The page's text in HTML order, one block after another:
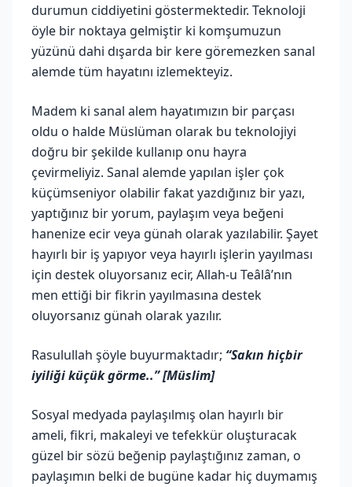
durumun ciddiyetini göstermektedir. Teknoloji
öyle bir noktaya gelmiştir ki komşumuzun
yüzünü dahi dışarda bir kere göremezken sanal
alemde tüm hayatını izlemekteyiz.
Madem ki sanal alem hayatımızın bir parçası
oldu o halde Müslüman olarak bu teknolojiyi
doğru bir şekilde kullanıp onu hayra
çevirmeliyiz. Sanal alemde yapılan işler çok
küçümseniyor olabilir fakat yazdığınız bir yazı,
yaptığınız bir yorum, paylaşım veya beğeni
hanenize ecir veya günah olarak yazılabilir. Şayet
hayırlı bir iş yapıyor veya hayırlı işlerin yayılması
için destek oluyorsanız ecir, Allah-u Teâlâ’nın
men ettiği bir fikrin yayılmasına destek
oluyorsanız günah olarak yazılır.
Rasulullah şöyle buyurmaktadır; “Sakın hiçbir
iyiliği küçük görme..” [Müslim]
Sosyal medyada paylaşılmış olan hayırlı bir
ameli, fikri, makaleyi ve tefekkür oluşturacak
güzel bir sözü beğenip paylaştığınız zaman, o
paylaşımın belki de bugüne kadar hiç duymamış